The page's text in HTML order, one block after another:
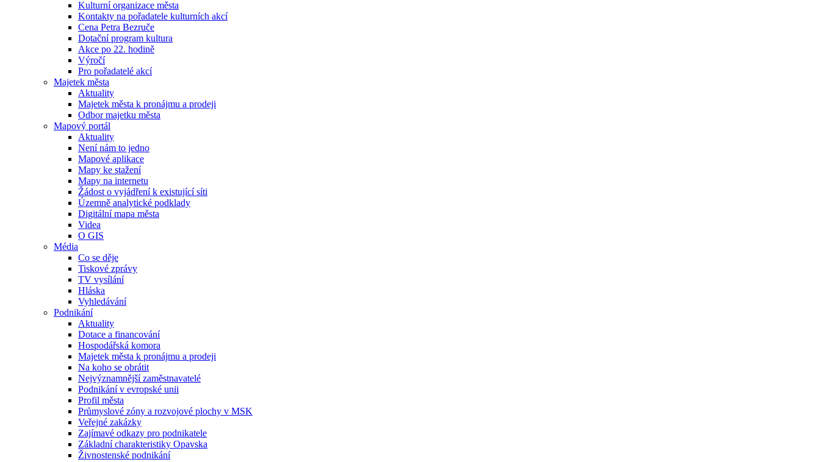
Kulturní organizace města
Kontakty na pořadatele kulturních akcí
Cena Petra Bezruče
Dotační program kultura
Akce po 22. hodině
Výročí
Pro pořadatelé akcí
Majetek města
Aktuality
Majetek města k pronájmu a prodeji
Odbor majetku města
Mapový portál
Aktuality
Není nám to jedno
Mapové aplikace
Mapy ke stažení
Mapy na internetu
Žádost o vyjádření k existující síti
Územně analytické podklady
Digitální mapa města
Videa
O GIS
Média
Co se děje
Tiskové zprávy
TV vysílání
Hláska
Vyhledávání
Podnikání
Aktuality
Dotace a financování
Hospodářská komora
Majetek města k pronájmu a prodeji
Na koho se obrátit
Nejvýznamnější zaměstnavatelé
Podnikání v evropské unii
Profil města
Průmyslové zóny a rozvojové plochy v MSK
Veřejné zakázky
Zajímavé odkazy pro podnikatele
Základní charakteristiky Opavska
Živnostenské podnikání